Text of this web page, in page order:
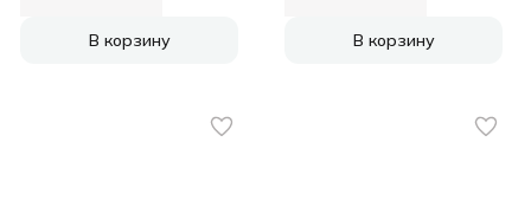
DDR5-5600,
CM8071504820609SRN3V,
cores) LGA1700 OEM,
В корзину
24/48, 4.2-5.3GHz,
В корзину